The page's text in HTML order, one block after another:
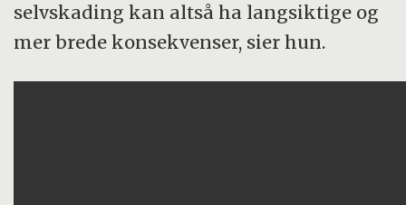
selvskading kan altså ha langsiktige og
mer brede konsekvenser, sier hun.